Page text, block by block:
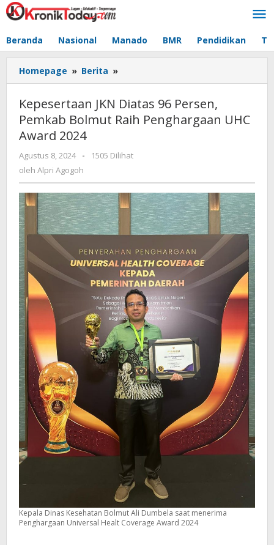
Lewati
ke
Beranda Nasional Manado BMR Pendidikan
Homepage » Berita »
JKN
96
Persen,
Raih
UHC
Award
2024
Kepesertaan JKN Diatas 96 Persen,
Pemkab Bolmut Raih Penghargaan UHC
Award 2024
Agustus 8, 2024
oleh
Alpri
-
1505 Dilihat
oleh Alpri Agogoh
Kepala Dinas Kesehatan Bolmut Ali Dumbela saat menerima
Penghargaan Universal Healt Coverage Award 2024